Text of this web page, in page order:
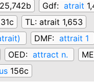
25,742b Gdf: atrait
TL: atrait 1,653
DMF: attrait 1
OED: attract n.
156c